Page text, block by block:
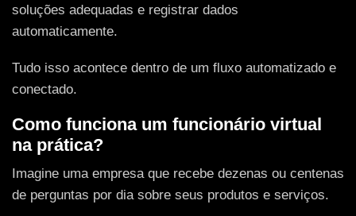
soluções adequadas e registrar dados
automaticamente.
Tudo isso acontece dentro de um fluxo automatizado e
conectado.
Como funciona um funcionário virtual
na prática?
Imagine uma empresa que recebe dezenas ou centenas
de perguntas por dia sobre seus produtos e serviços.